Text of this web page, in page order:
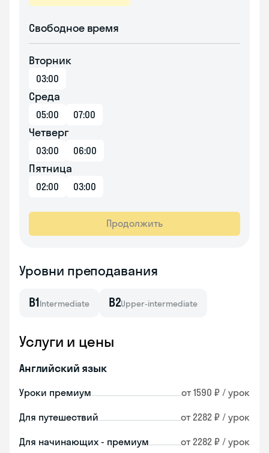
Свободное время
Вторник
03:00
Среда
05:00 07:00
Четверг
03:00 06:00
Пятница
02:00 03:00
Продолжить
Уровни преподавания
B1Intermediate B2Upper-intermediate
Услуги и цены
Английский язык
Уроки премиум от 1590 ₽ / урок
Для путешествий от 2282 ₽ / урок
Для начинающих - премиум от 2282 ₽ / урок